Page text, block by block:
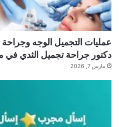
عمليات التجميل الوجه
دكتور جراحة تجميل الثدي في
مارس 7, 2026